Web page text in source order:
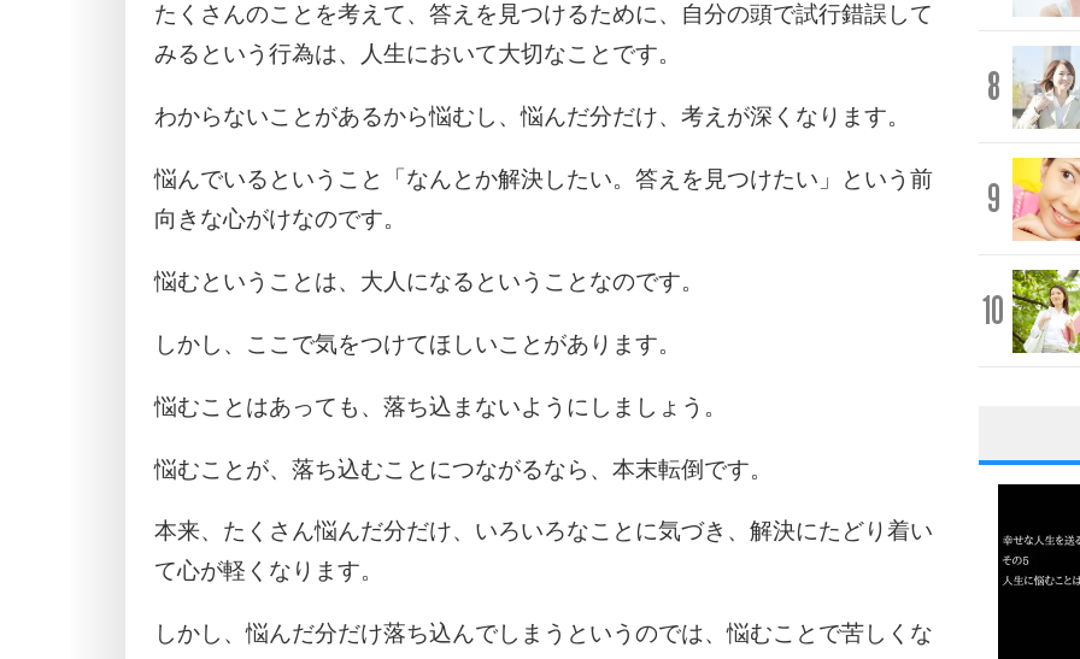
たくさんのことを考えて、答えを見つけるために、自分の頭で試行錯誤して
みるという行為は、人生において大切なことです。
わからないことがあるから悩むし、悩んだ分だけ、考えが深くなります。
悩んでいるということ「なんとか解決したい。答えを見つけたい」という前
向きな心がけなのです。
悩むということは、大人になるということなのです。
しかし、ここで気をつけてほしいことがあります。
悩むことはあっても、落ち込まないようにしましょう。
悩むことが、落ち込むことにつながるなら、本末転倒です。
本来、たくさん悩んだ分だけ、いろいろなことに気づき、解決にたどり着い
て心が軽くなります。
しかし、悩んだ分だけ落ち込んでしまうというのでは、悩むことで苦しくな
8
9
10
1